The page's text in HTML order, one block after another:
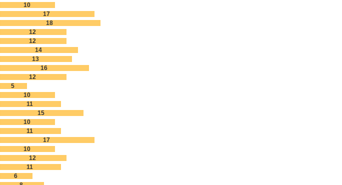
10
17
18
12
12
14
13
16
12
5
10
11
15
10
11
17
10
12
11
6